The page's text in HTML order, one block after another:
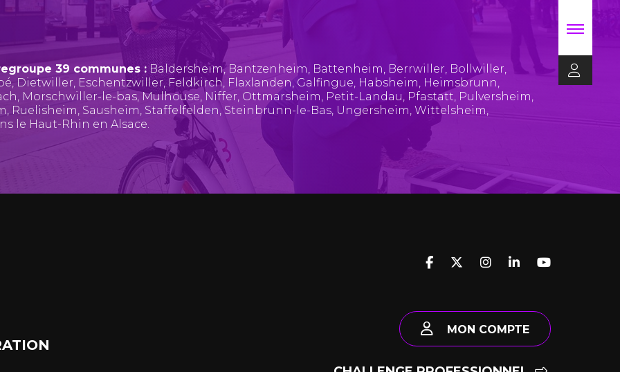
39 communes : Baldersheim, Bantzenheim, Battenheim, Berrwiller, Bollwiller,
, Dietwiller, Eschentzwiller, Feldkirch, Flaxlanden, Galfingue, Habsheim, Heimsbrunn,
, Morschwiller-le-bas,Mulhouse, Niffer, Ottmarsheim, Petit-Landau, Pfastatt, Pulversheim,
, Ruelisheim, Sausheim, Staffelfelden, Steinbrunn-le-Bas, Ungersheim, Wittelsheim,
le Haut-Rhin en Alsace.
MON COMPTE